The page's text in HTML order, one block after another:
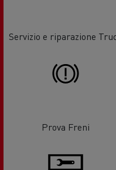
Servizio e riparazione
Prova Freni